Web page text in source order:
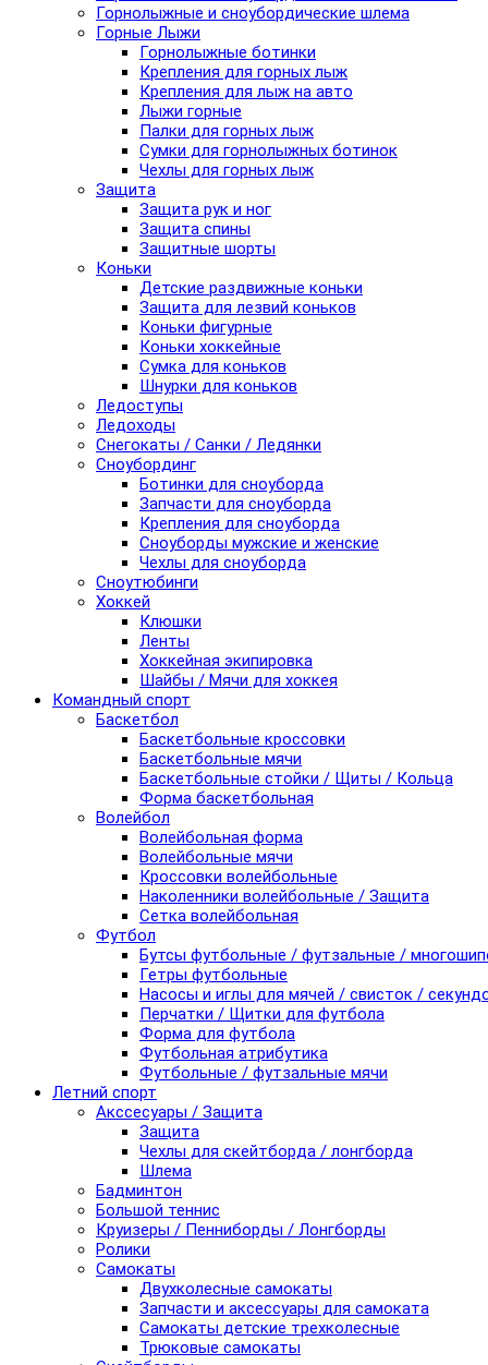
Горнолыжные и сноубордические шлема
Горные Лыжи
Горнолыжные ботинки
Крепления для горных лыж
Крепления для лыж на авто
Лыжи горные
Палки для горных лыж
Сумки для горнолыжных ботинок
Чехлы для горных лыж
Защита
Защита рук и ног
Защита спины
Защитные шорты
Коньки
Детские раздвижные коньки
Защита для лезвий коньков
Коньки фигурные
Коньки хоккейные
Сумка для коньков
Шнурки для коньков
Ледоступы
Ледоходы
Снегокаты / Санки / Ледянки
Сноубординг
Ботинки для сноуборда
Запчасти для сноуборда
Крепления для сноуборда
Сноуборды мужские и женские
Чехлы для сноуборда
Сноутюбинги
Хоккей
Клюшки
Ленты
Хоккейная экипировка
Шайбы / Мячи для хоккея
Командный спорт
Баскетбол
Баскетбольные кроссовки
Баскетбольные мячи
Баскетбольные стойки / Щиты / Кольца
Форма баскетбольная
Волейбол
Волейбольная форма
Волейбольные мячи
Кроссовки волейбольные
Наколенники волейбольные / Защита
Сетка волейбольная
Футбол
Бутсы футбольные / футзальные /
Гетры футбольные
Насосы и иглы для мячей / свисток /
Перчатки / Щитки для футбола
Форма для футбола
Футбольная атрибутика
Футбольные / футзальные мячи
Летний спорт
Акссесуары / Защита
Защита
Чехлы для скейтборда / лонгборда
Шлема
Бадминтон
Большой теннис
Круизеры / Пенниборды / Лонгборды
Ролики
Самокаты
Двухколесные самокаты
Запчасти и аксессуары для самоката
Самокаты детские трехколесные
Трюковые самокаты